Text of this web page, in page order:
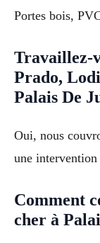
Portes bois,
Travaillez-
Prado,
Palais De
Oui, nous
une intervention
Comment
cher à